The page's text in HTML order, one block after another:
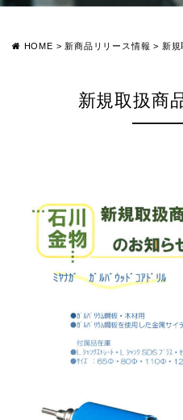
HOME > 新商品リリース情報 > 新
新規取扱商